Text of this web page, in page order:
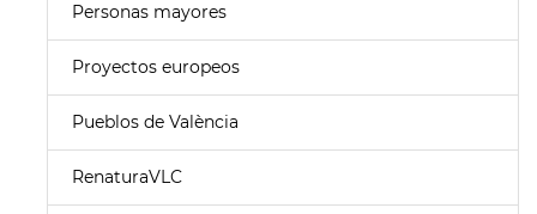
Personas mayores
Proyectos europeos
Pueblos de València
RenaturaVLC